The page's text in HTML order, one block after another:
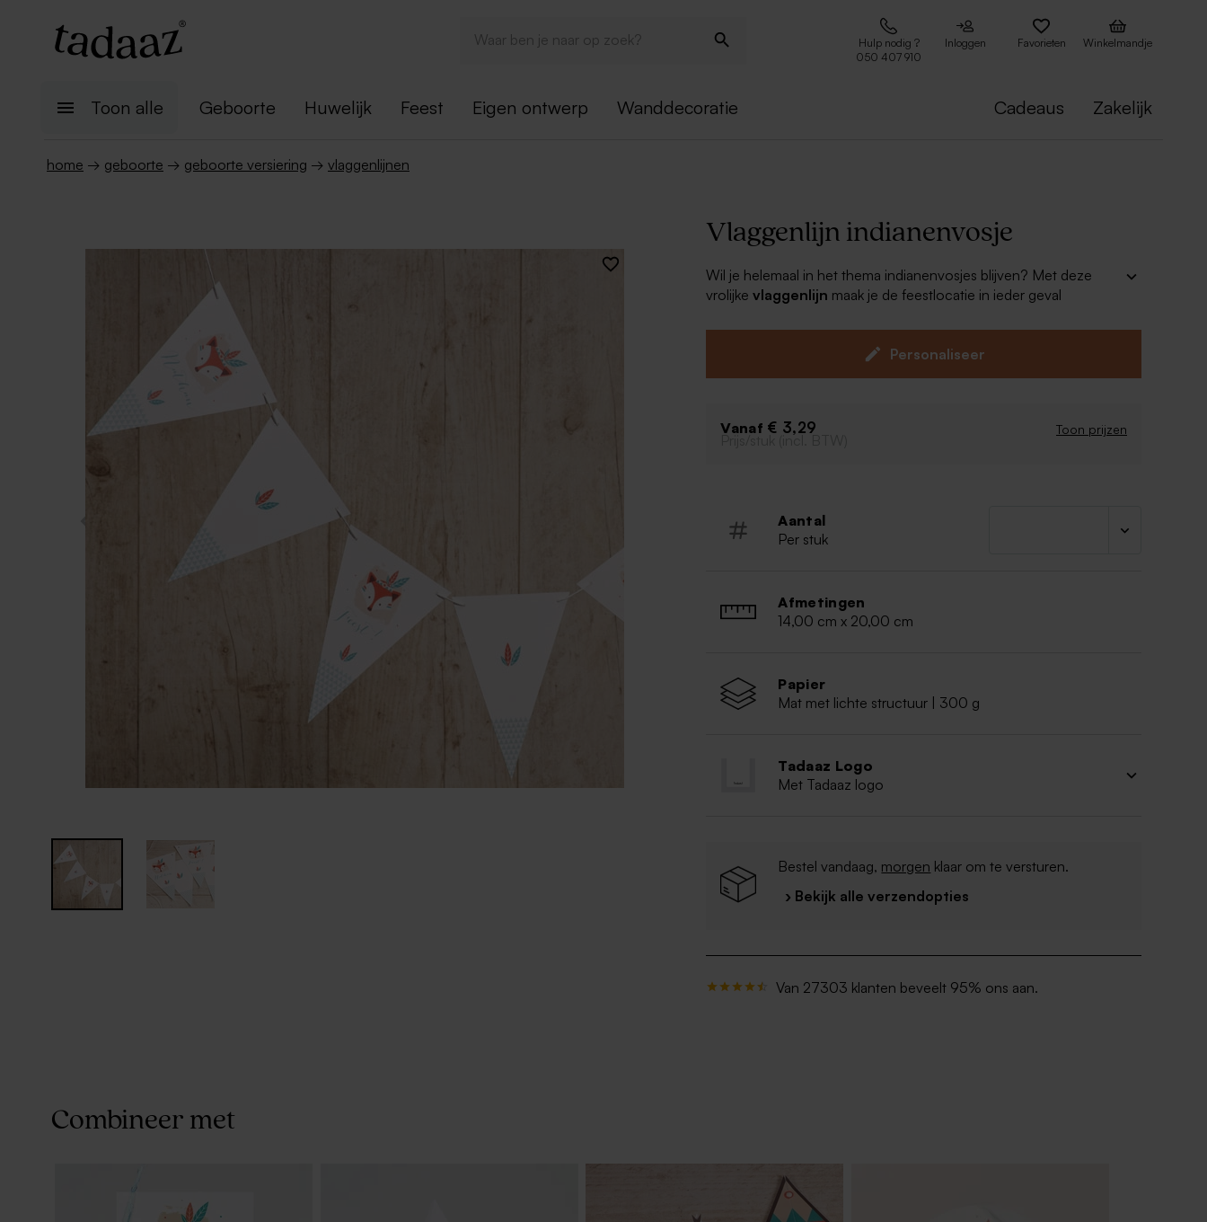
Hulp nodig ?
050 407 910
Inloggen Favorieten Winkelmandje
Toon alle Geboorte Huwelijk Feest Eigen ontwerp Wanddecoratie Cadeaus Zakelijk
home → geboorte → geboorte versiering → vlaggenlijnen
Vlaggenlijn indianenvosje
Wil je helemaal in het thema indianenvosjes blijven? Met deze
vrolijkevlaggenlijn maak je de feestlocatie in ieder geval
Deze vlaggenlijn bevat 5 wimpeltjes die op zowel voor- als
achterzijde bedrukt worden. De prijs per stuk is daadwerkelijk de
prijs per vlaggenlijn (incl. 5 vlaggen). De vlaggenlijn wordt met een
bedankjes voor een uniek en feestelijk geheel.
Personaliseer
Vanaf € 3,29 Toon prijzen
Prijs/stuk (incl. BTW)
Aantal
Per stuk
Afmetingen
14,00 cm x 20,00 cm
Papier
Mat met lichte structuur | 300 g
Tadaaz Logo
Met Tadaaz logo
Bestel vandaag, morgen klaar om te versturen.
› Bekijk alle verzendopties
Van 27303 klanten beveelt 95% ons aan.
Combineer met